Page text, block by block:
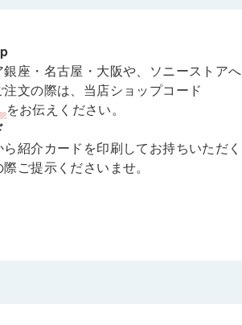
銀座・名古屋・大阪や、ソニーストア
文の際は、当店ショップコード
をお伝えください。
紹介カードを印刷してお持ちいただく
ご提示くださいませ。